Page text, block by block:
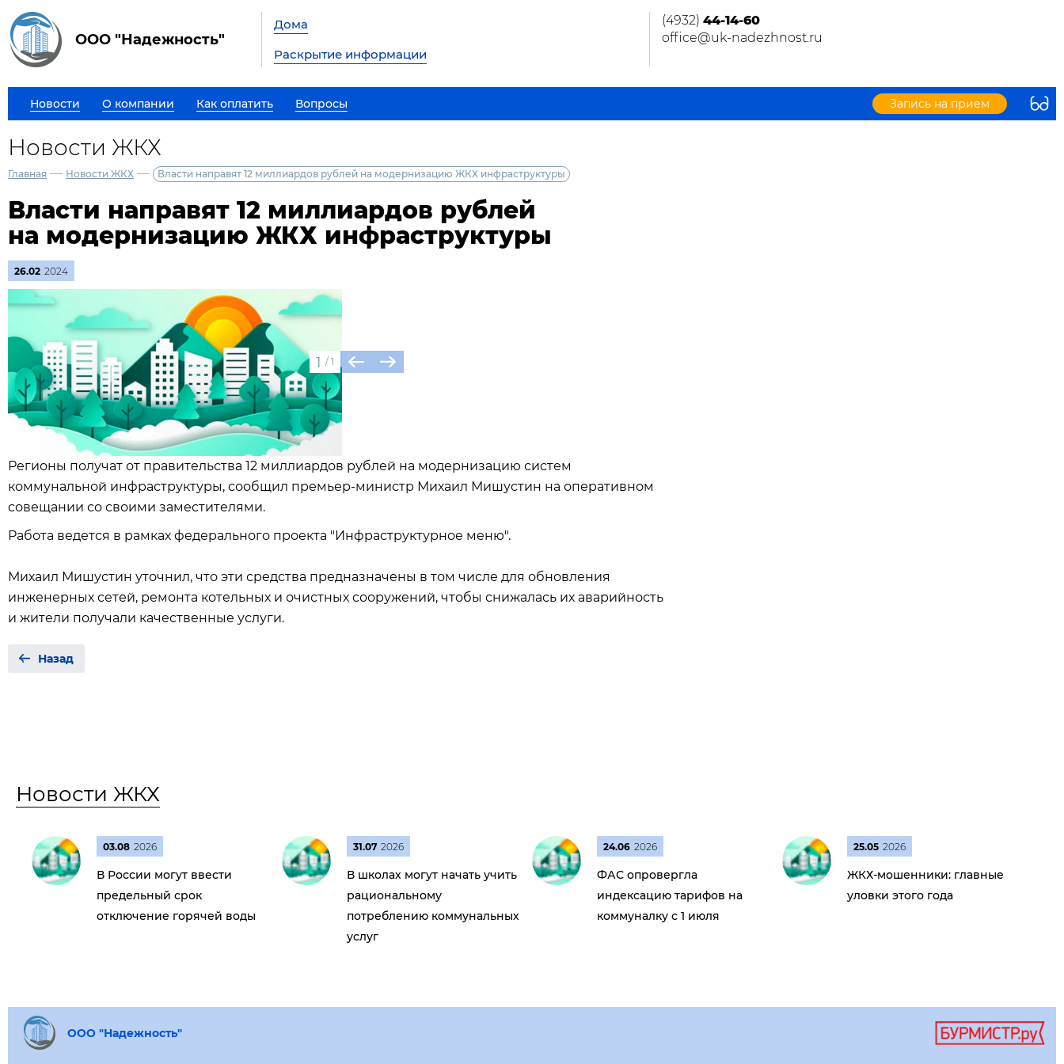
ООО "Надежность"
Дома
Раскрытие информации
(4932) 44-14-60
office@uk-nadezhnost.ru
Новости О компании Как оплатить Вопросы Запись на прием
Новости ЖКХ
Главная — Новости ЖКХ — Власти направят 12 миллиардов рублей на модернизацию ЖКХ инфраструктуры
Власти направят 12 миллиардов рублей
на модернизацию ЖКХ инфраструктуры
26.02 2024
1 / 1
Регионы получат от правительства 12 миллиардов рублей на модернизацию систем
коммунальной инфраструктуры, сообщил премьер-министр Михаил Мишустин на оперативном
совещании со своими заместителями.
Работа ведется в рамках федерального проекта "Инфраструктурное меню".
Михаил Мишустин уточнил, что эти средства предназначены в том числе для обновления
инженерных сетей, ремонта котельных и очистных сооружений, чтобы снижалась их аварийность
и жители получали качественные услуги.
Назад
Новости ЖКХ
03.08 2026
В России могут ввести
предельный срок
отключение горячей воды
31.07 2026
В школах могут начать учить
рациональному
потреблению коммунальных
услуг
24.06 2026
ФАС опровергла
индексацию тарифов на
коммуналку с 1 июля
25.05 2026
ЖКХ-мошенники: главные
уловки этого года
ООО "Надежность"